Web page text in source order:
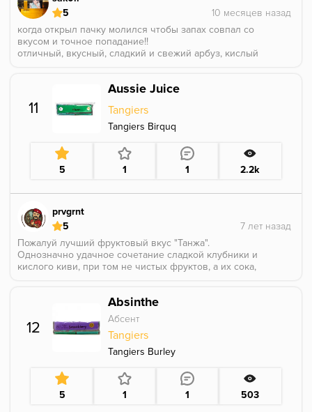
5
когда открыл пачку молился чтобы запах совпал со
вкусом и точное попадание!!
отличный, вкусный, сладкий и свежий арбуз, кислый
пачка в принципе, если найдете - советую
оставлю для праздника остатки
11
Aussie Juice
Tangiers
Tangiers Birquq
5 1 1 2.2k
prvgrnt
5
Пожалуй лучший фруктовый вкус "Танжа".
Однозначно удачное сочетание сладкой клубники и
кислого киви, при том не чистых фруктов, а их сока,
неприятный многим мыльный привкус. Можно
посоветовать этот вкус всем любителям кальяна.
12
Absinthe
Абсент
Tangiers
Tangiers Burley
5 1 1 503